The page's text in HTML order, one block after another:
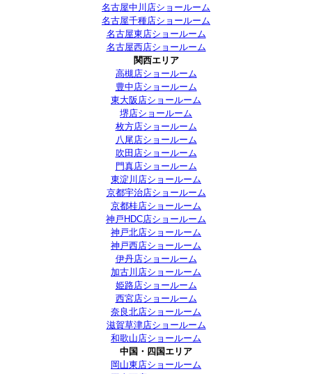
名古屋中川店ショールーム
名古屋千種店ショールーム
名古屋東店ショールーム
名古屋西店ショールーム
関西エリア
高槻店ショールーム
豊中店ショールーム
東大阪店ショールーム
堺店ショールーム
枚方店ショールーム
八尾店ショールーム
吹田店ショールーム
門真店ショールーム
東淀川店ショールーム
京都宇治店ショールーム
京都桂店ショールーム
神戸HDC店ショールーム
神戸北店ショールーム
神戸西店ショールーム
伊丹店ショールーム
加古川店ショールーム
姫路店ショールーム
西宮店ショールーム
奈良北店ショールーム
滋賀草津店ショールーム
和歌山店ショールーム
中国・四国エリア
岡山東店ショールーム